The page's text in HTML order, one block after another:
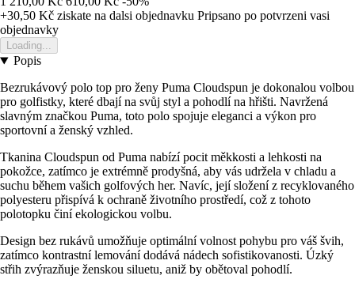
+30,50 Kč ziskate na dalsi objednavku Pripsano po potvrzeni vasi
objednavky
Loading...
Popis
Bezrukávový polo top pro ženy Puma Cloudspun je dokonalou volbou
pro golfistky, které dbají na svůj styl a pohodlí na hřišti. Navržená
slavným značkou Puma, toto polo spojuje eleganci a výkon pro
sportovní a ženský vzhled.
Tkanina Cloudspun od Puma nabízí pocit měkkosti a lehkosti na
pokožce, zatímco je extrémně prodyšná, aby vás udržela v chladu a
suchu během vašich golfových her. Navíc, její složení z recyklovaného
polyesteru přispívá k ochraně životního prostředí, což z tohoto
polotopku činí ekologickou volbu.
Design bez rukávů umožňuje optimální volnost pohybu pro váš švih,
zatímco kontrastní lemování dodává nádech sofistikovanosti. Úzký
střih zvýrazňuje ženskou siluetu, aniž by obětoval pohodlí.